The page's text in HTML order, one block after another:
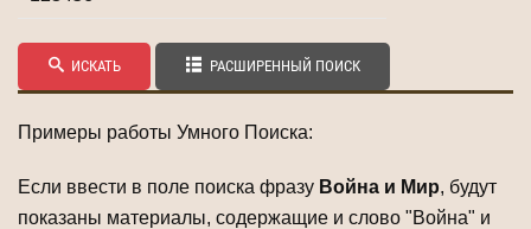
ИСКАТЬ РАСШИРЕННЫЙ ПОИСК
Примеры работы Умного Поиска:
Если ввести в поле поиска фразу Война и Мир, будут
показаны материалы, содержащие и слово "Война" и